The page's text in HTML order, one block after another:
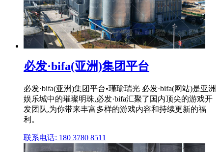
必发·bifa(亚洲)集团平台
必发·bifa(亚洲)集团平台•瑾瑜瑞光 必发·bifa(网站)是亚洲
娱乐城中的璀璨明珠,必发·bifa汇聚了国内顶尖的游戏开
发团队,为你带来丰富多样的游戏内容和持续更新的福
利。
联系电话: 180 3780 8511